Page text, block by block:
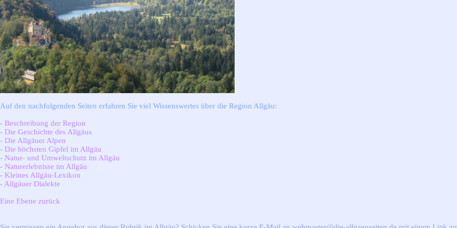
Auf den nachfolgenden Seiten erfahren Sie viel Wissenswertes über die Region Allgäu:
- Beschreibung der Region
- Die Geschichte des Allgäus
- Die Allgäuer Alpen
- Die höchsten Gipfel im Allgäu
- Natur- und Umweltschutz im Allgäu
- Naturerlebnisse im Allgäu
- Kleines Allgäu-Lexikon
- Allgäuer Dialekte
Eine Ebene zurück